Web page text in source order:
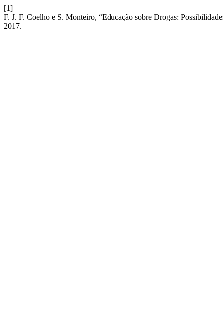
[1]
F. J. F. Coelho e S. Monteiro, “Educação sobre Drogas:
2017.